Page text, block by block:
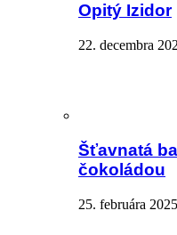
Opitý Izidor
22. decembra
Šťavnatá
čokoládou
25. februára 2025